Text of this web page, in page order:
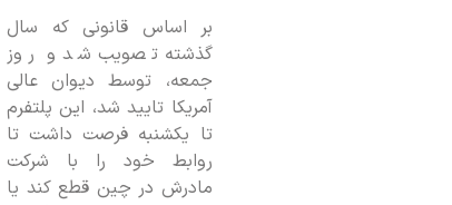
بر اساس قانونی که سال
گذشته تصویب شد و روز
جمعه، توسط دیوان عالی
آمریکا تایید شد، این پلتفرم
تا یکشنبه فرصت داشت تا
روابط خود را با شرکت
مادرش در چین قطع کند یا